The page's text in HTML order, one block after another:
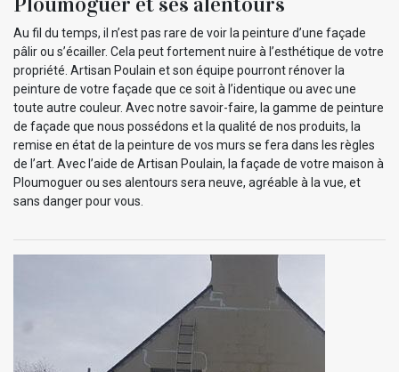
Au fil du temps, il n’est pas rare de voir la peinture d’une façade
pâlir ou s’écailler. Cela peut fortement nuire à l’esthétique de votre
propriété. Artisan Poulain et son équipe pourront rénover la
peinture de votre façade que ce soit à l’identique ou avec une
toute autre couleur. Avec notre savoir-faire, la gamme de peinture
de façade que nous possédons et la qualité de nos produits, la
remise en état de la peinture de vos murs se fera dans les règles
de l’art. Avec l’aide de Artisan Poulain, la façade de votre maison à
Ploumoguer ou ses alentours sera neuve, agréable à la vue, et
sans danger pour vous.